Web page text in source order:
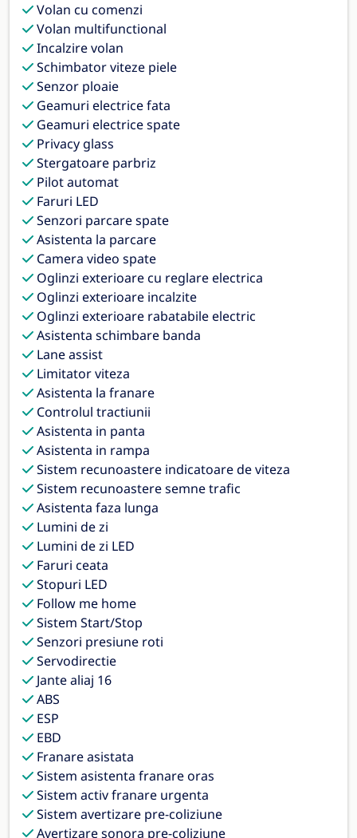
Volan cu comenzi
Volan multifunctional
Incalzire volan
Schimbator viteze piele
Senzor ploaie
Geamuri electrice fata
Geamuri electrice spate
Privacy glass
Stergatoare parbriz
Pilot automat
Faruri LED
Senzori parcare spate
Asistenta la parcare
Camera video spate
Oglinzi exterioare cu reglare electrica
Oglinzi exterioare incalzite
Oglinzi exterioare rabatabile electric
Asistenta schimbare banda
Lane assist
Limitator viteza
Asistenta la franare
Controlul tractiunii
Asistenta in panta
Asistenta in rampa
Sistem recunoastere indicatoare de viteza
Sistem recunoastere semne trafic
Asistenta faza lunga
Lumini de zi
Lumini de zi LED
Faruri ceata
Stopuri LED
Follow me home
Sistem Start/Stop
Senzori presiune roti
Servodirectie
Jante aliaj 16
ABS
ESP
EBD
Franare asistata
Sistem asistenta franare oras
Sistem activ franare urgenta
Sistem avertizare pre-coliziune
Avertizare sonora pre-coliziune